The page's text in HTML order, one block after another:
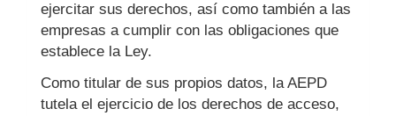
ejercitar sus derechos, así como también a las
empresas a cumplir con las obligaciones que
establece la Ley.
Como titular de sus propios datos, la AEPD
tutela el ejercicio de los derechos de acceso,